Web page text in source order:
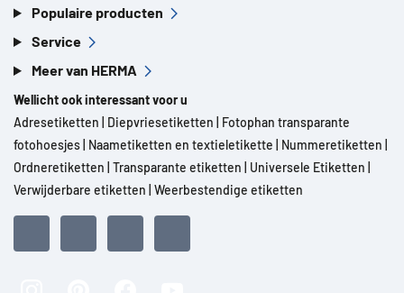
Populaire producten
Service
Meer van HERMA
Wellicht ook interessant voor u
Adresetiketten
Diepvriesetiketten
Fotophan transparante
fotohoesjes Naametiketten en textieletikette Nummeretiketten
Ordneretiketten Transparante etiketten Universele Etiketten
Verwijderbare etiketten Weerbestendige etiketten